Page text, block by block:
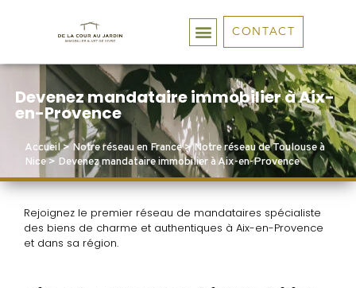
CONTACT
Devenez mandataire immobilier à Aix-
en-Provence
Accueil>Notre réseau en France>Notre réseau de Toulouse à
Nice> Devenez mandataire immobilier à Aix-en-Provence
Rejoignez le premier réseau de mandataires spécialiste
des biens de charme et authentiques à Aix-en-Provence
et dans sa région.